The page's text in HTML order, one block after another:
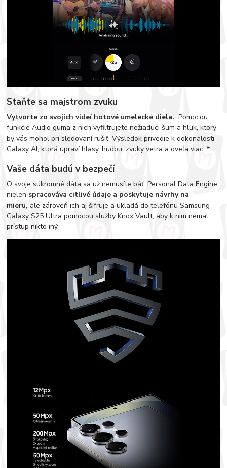
Staňte sa majstrom zvuku
Vytvorte zo svojich videí hotové umelecké diela. Pomocou
funkcie Audio guma z nich vyfiltrujete nežiaduci šum a hluk, ktorý
by vás mohol pri sledovaní rušiť. Výsledok privedie k dokonalosti
Galaxy AI, ktorá upraví hlasy, hudbu, zvuky vetra a oveľa viac. *
Vaše dáta budú v bezpečí
O svoje súkromné dáta sa už nemusíte báť. Personal Data Engine
nielen spracováva citlivé údaje a poskytuje návrhy na
mieru, ale zároveň ich aj šifruje a ukladá do telefónu Samsung
Galaxy S25 Ultra pomocou služby Knox Vault, aby k nim nemal
prístup nikto iný.